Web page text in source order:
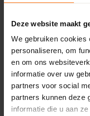
Deze website maakt
We gebruiken cookies
personaliseren, om
en om ons
informatie over uw
partners voor social
partners kunnen deze
informatie die u aan
Soest –
Selecteren
Bekijk vestiging